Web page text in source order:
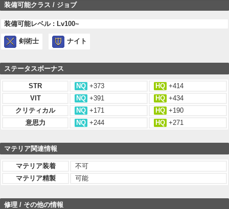
装備可能クラス / ジョブ
装備可能レベル : Lv100~
剣術士 ナイト
ステータスボーナス
STR NQ +373 HQ +414
VIT
NQ +391 HQ +434
クリティカル
NQ +171 HQ +190
意思力
NQ +244 HQ +271
マテリア関連情報
マテリア装着
不可
マテリア精製
可能
修理 / その他の情報